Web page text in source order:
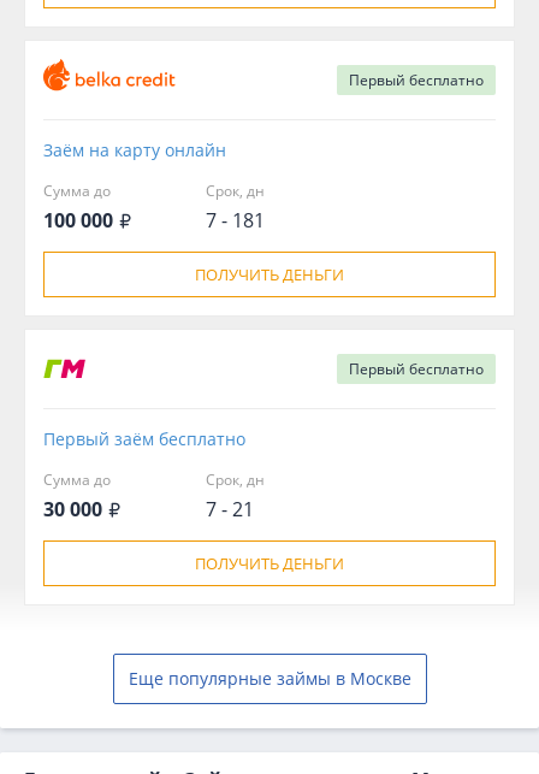
Первый бесплатно
Заём на карту онлайн
Сумма до
100 000
Срок, дн
7 - 181
ПОЛУЧИТЬ ДЕНЬГИ
Первый бесплатно
Первый заём бесплатно
Сумма до
30 000
Срок, дн
7 - 21
ПОЛУЧИТЬ ДЕНЬГИ
Еще популярные займы в Москве